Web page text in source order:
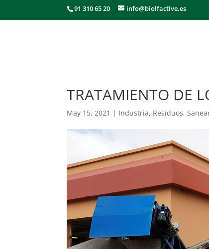
91 310 65 20 info@biolfactive.es
TRATAMIENTO DE
May 15, 2021 | Industria, Residuos,